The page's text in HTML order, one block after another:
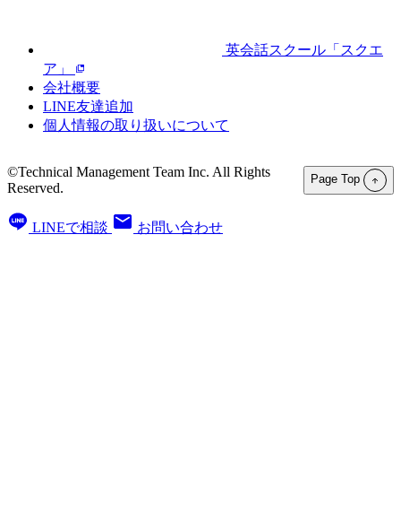
英会話スクール「スクエ
ア」
会社概要
LINE友達追加
個人情報の取り扱いについて
©Technical Management Team Inc. All Rights
Reserved.
Page Top
LINEで相談 お問い合わせ